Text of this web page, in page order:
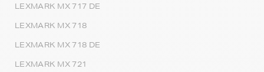
LEXMARK MX 717 DE
LEXMARK MX 718
LEXMARK MX 718 DE
LEXMARK MX 721